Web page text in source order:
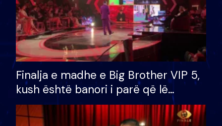
Finalja e madhe e Big Brother VIP 5,
kush është banori i parë që lë
shtëpinë dhe humb mundësinë për
të fituar çmimin e madh